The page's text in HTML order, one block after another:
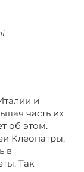
Pop
Pop
и
часть их
об этом.
Клеопатры.
в
Так